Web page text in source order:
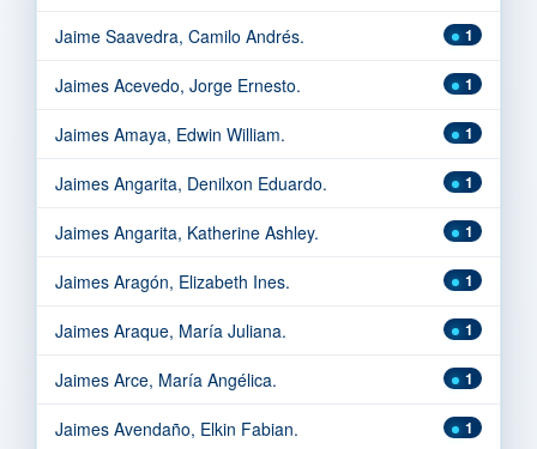
Jaime Saavedra, Camilo Andrés. 1
Jaimes Acevedo, Jorge Ernesto. 1
Jaimes Amaya, Edwin William. 1
Jaimes Angarita, Denilxon Eduardo. 1
Jaimes Angarita, Katherine Ashley. 1
Jaimes Aragón, Elizabeth Ines. 1
Jaimes Araque, María Juliana. 1
Jaimes Arce, María Angélica. 1
Jaimes Avendaño, Elkin Fabian. 1